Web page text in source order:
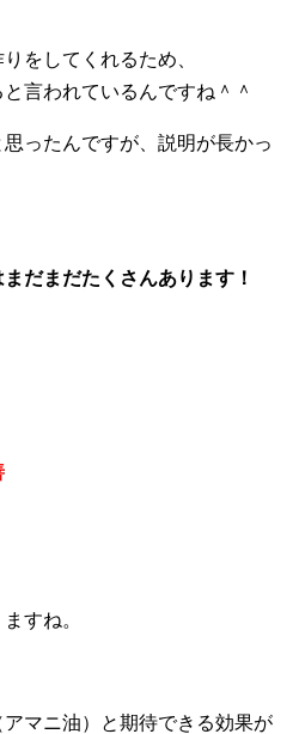
をしてくれるため、
言われているんですね＾＾
ったんですが、説明が長かっ
だまだたくさんあります！
すね。
マニ油）と期待できる効果が